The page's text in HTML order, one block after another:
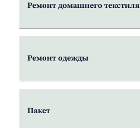
Ремонт домашнего текстиля
Ремонт одежды
Пакет